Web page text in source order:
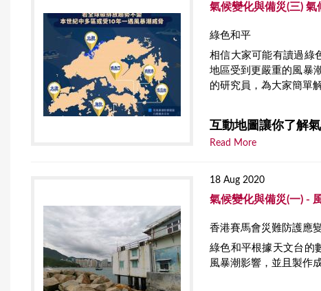
氣候變化與備災(三)
綠色和平
相信大家可能有讀過綠
地區受到更嚴重的風暴
的研究員，為大家簡單
互動地圖讓你了解
Read More
18 Aug 2020
氣候變化與備災(一) -
香港賽馬會災難防護應
綠色和平根據天文台的
風暴潮影響，並且製作